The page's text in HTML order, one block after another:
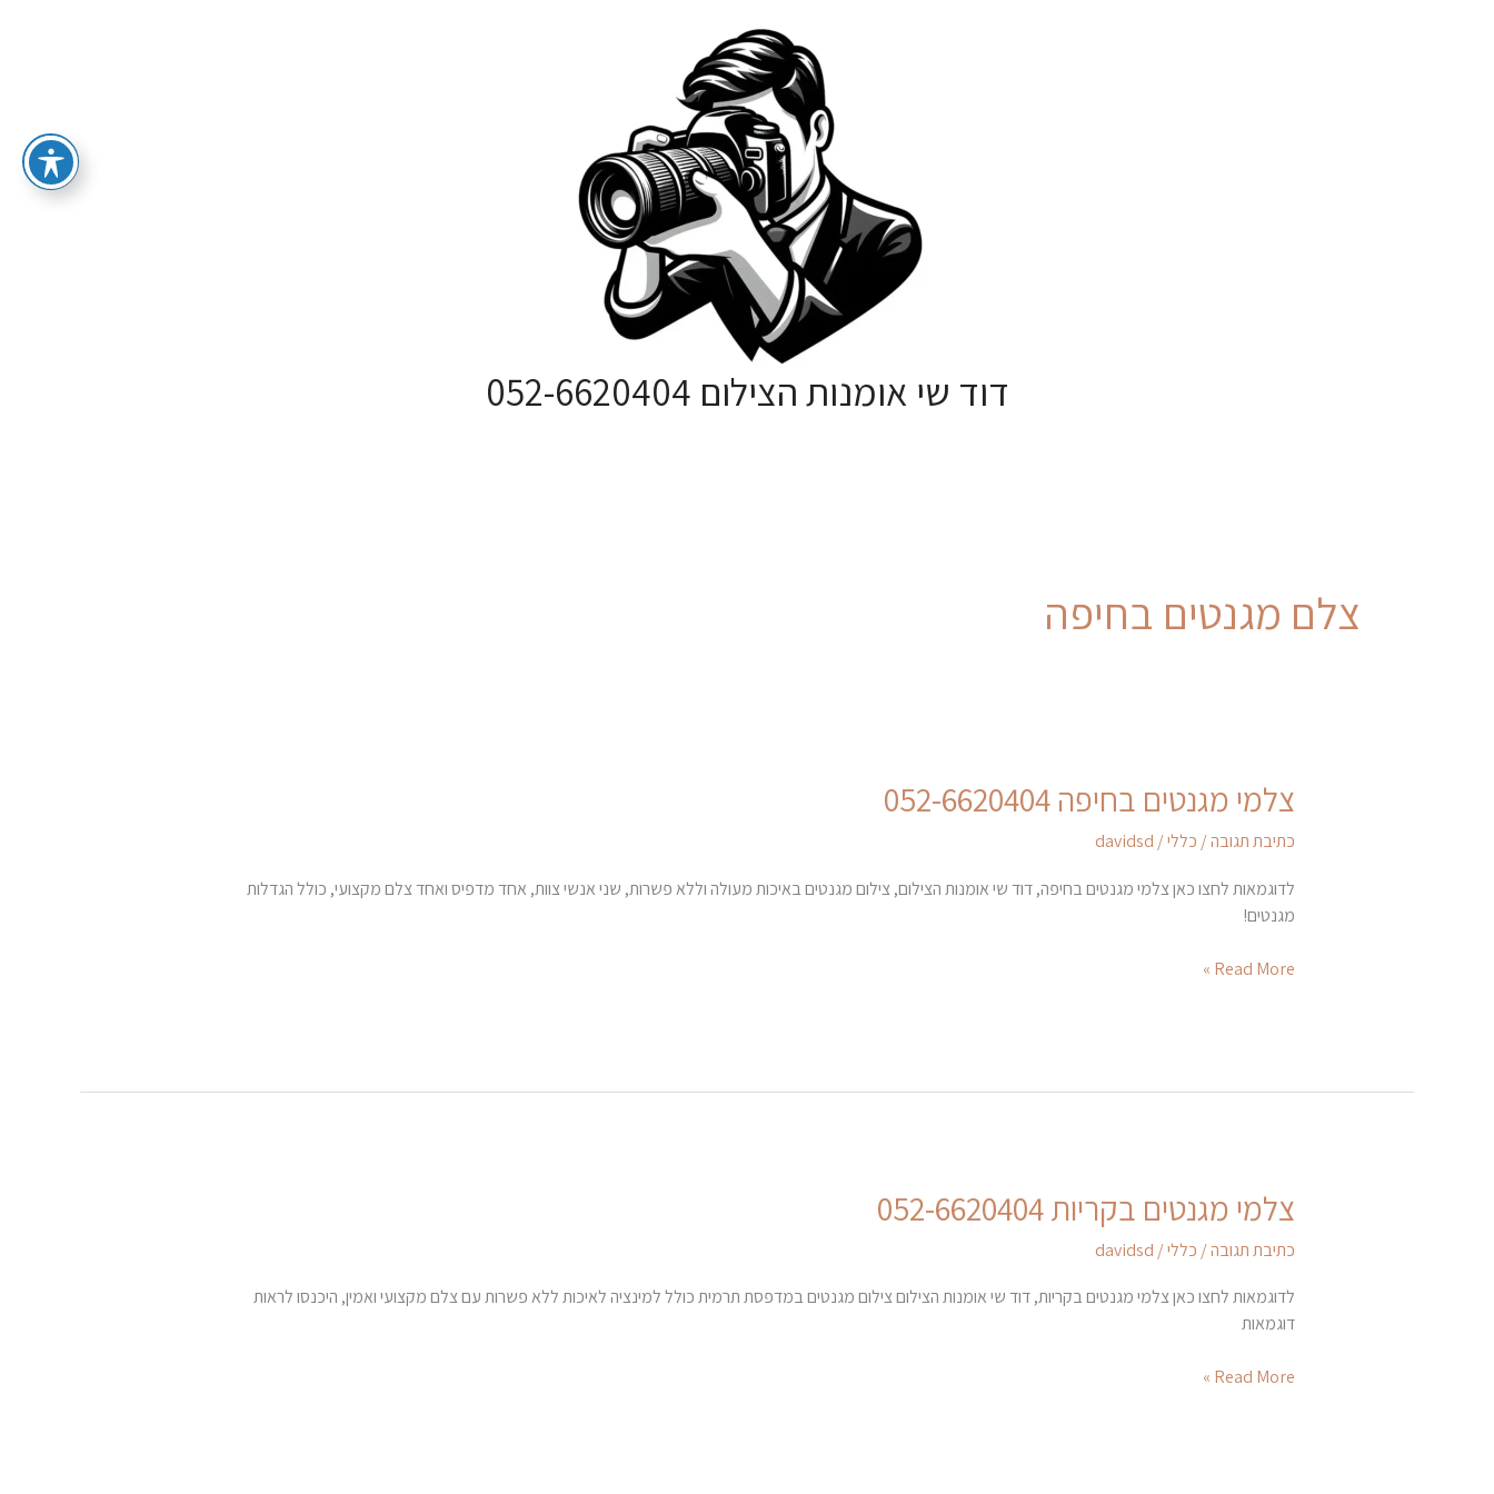
דוד שי אומנות הצילום 052-6620404
צלם מגנטים בחיפה
צלמי מגנטים בחיפה 052-6620404
כתיבת תגובה/ כללי/
davidsd
לדוגמאות לחצו כאן צלמי מגנטים בחיפה, דוד שי אומנות הצילום, צילום מגנטים באיכות מעולה וללא פשרות, שני אנשי צוות, אחד מדפיס ואחד צלם מקצועי, כולל הגדלות
מגנטים!
צלמי
מגנטים
בחיפה
6620404
Read More »
צלמי מגנטים בקריות 052-6620404
כתיבת תגובה/ כללי/
davidsd
לדוגמאות לחצו כאן צלמי מגנטים בקריות, דוד שי אומנות הצילום צילום מגנטים במדפסת תרמית כולל למינציה לאיכות ללא פשרות עם צלם מקצועי ואמין, היכנסו לראות
דוגמאות
צלמי
מגנטים
בקריות
6620404
Read More »